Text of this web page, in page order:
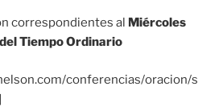
correspondientes al Miércoles
Tiempo Ordinario
conferencias/oracion/s